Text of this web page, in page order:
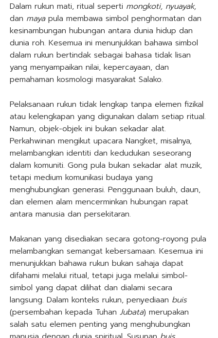
Dalam rukun mati, ritual seperti mongkoti, nyuayak,
dan mayapula membawa simbol penghormatan dan
kesinambungan hubungan antara dunia hidup dan
dunia roh. Kesemua ini menunjukkan bahawa simbol
dalam rukun bertindak sebagai bahasa tidak lisan
yang menyampaikan nilai, kepercayaan, dan
pemahaman kosmologi masyarakat Salako.
Pelaksanaan rukun tidak lengkap tanpa elemen fizikal
atau kelengkapan yang digunakan dalam setiap ritual.
Namun, objek-objek ini bukan sekadar alat.
Perkahwinan mengikut upacara Nangket, misalnya,
melambangkan identiti dan kedudukan seseorang
dalam komuniti. Gong pula bukan sekadar alat muzik,
tetapi medium komunikasi budaya yang
menghubungkan generasi. Penggunaan buluh, daun,
dan elemen alam mencerminkan hubungan rapat
antara manusia dan persekitaran.
Makanan yang disediakan secara gotong-royong pula
melambangkan semangat kebersamaan. Kesemua ini
menunjukkan bahawa rukun bukan sahaja dapat
difahami melalui ritual, tetapi juga melalui simbol-
simbol yang dapat dilihat dan dialami secara
langsung. Dalam konteks rukun, penyediaan buis
(persembahan kepada Tuhan Jubata) merupakan
salah satu elemen penting yang menghubungkan